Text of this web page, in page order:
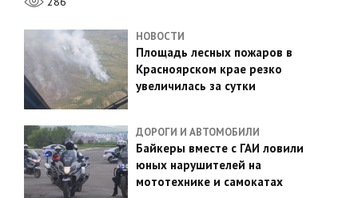
НОВОСТИ
Площадь лесных пожаров в
Красноярском крае резко
увеличилась за сутки
ДОРОГИ И АВТОМОБИЛИ
Байкеры вместе с ГАИ ловили
юных нарушителей на
мототехнике и самокатах